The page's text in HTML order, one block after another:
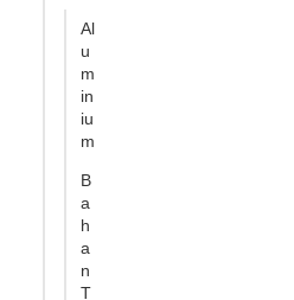
Al
u
m
in
iu
m
B
a
h
a
n
T